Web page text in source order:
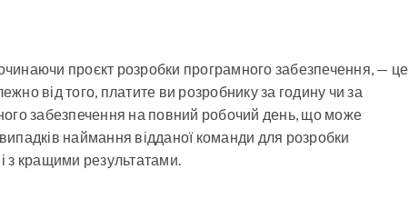
проєкт розробки програмного забезпечення, — це
від того, платите ви розробнику за годину чи за
забезпечення на повний робочий день, що може
наймання відданої команди для розробки
з кращими результатами.